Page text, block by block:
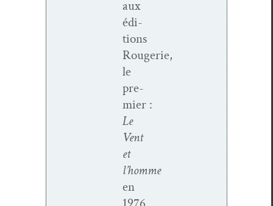
aux
édi­
tions
Rougerie,
le
pre­
mier :
Le
Vent
et
l’homme
en